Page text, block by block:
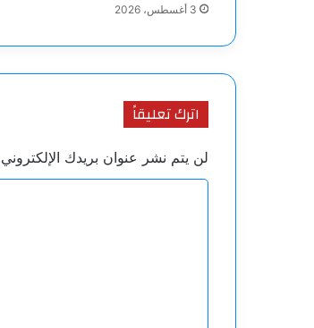
3 أغسطس، 2026
اترك تعليقاً
لن يتم نشر عنوان بريدك